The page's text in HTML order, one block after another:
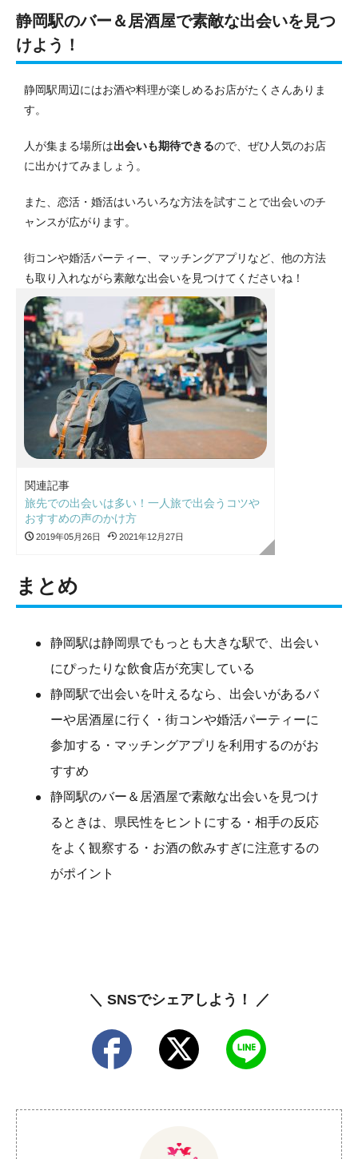
静岡駅のバー＆居酒屋で素敵な出会いを見つ
けよう！
静岡駅周辺にはお酒や料理が楽しめるお店がたくさんありま
す。
人が集まる場所は出会いも期待できるので、ぜひ人気のお店
に出かけてみましょう。
また、恋活・婚活はいろいろな方法を試すことで出会いのチ
ャンスが広がります。
街コンや婚活パーティー、マッチングアプリなど、他の方法
も取り入れながら素敵な出会いを見つけてくださいね！
関連記事
旅先での出会いは多い！一人旅で出会うコツや
おすすめの声のかけ方
2019年05月26日 2021年12月27日
まとめ
静岡駅は静岡県でもっとも大きな駅で、出会い
にぴったりな飲食店が充実している
静岡駅で出会いを叶えるなら、出会いがあるバ
ーや居酒屋に行く・街コンや婚活パーティーに
参加する・マッチングアプリを利用するのがお
すすめ
静岡駅のバー＆居酒屋で素敵な出会いを見つけ
るときは、県民性をヒントにする・相手の反応
をよく観察する・お酒の飲みすぎに注意するの
がポイント
＼ SNSでシェアしよう！ ／